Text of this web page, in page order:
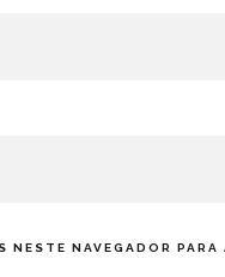
NESTE NAVEGADOR